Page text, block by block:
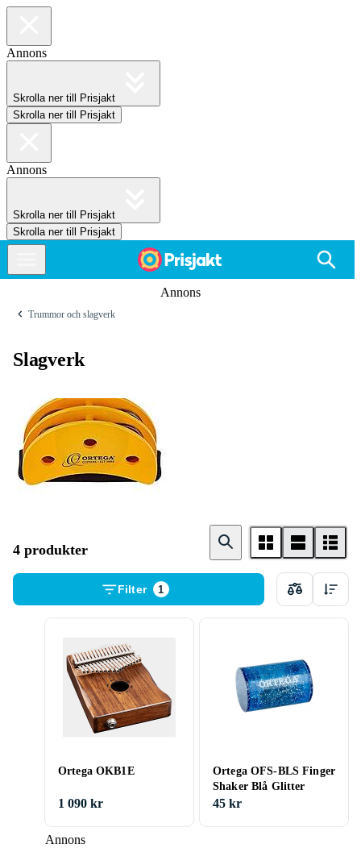
Annons
Skrolla ner till Prisjakt
Skrolla ner till Prisjakt
Annons
Skrolla ner till Prisjakt
Skrolla ner till Prisjakt
Annons
Trum­mor och slag­verk
Slagverk
4 produkter
Filter 1
Annons
Ortega OKB1E
1 090 kr
Ortega OFS-BLS Finger
Shaker Blå Glitter
45 kr